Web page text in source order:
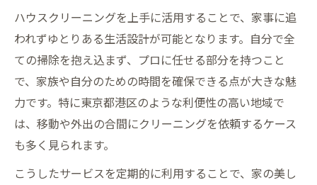
ハウスクリーニングを上手に活用することで、家事に追
われずゆとりある生活設計が可能となります。自分で全
ての掃除を抱え込まず、プロに任せる部分を持つこと
で、家族や自分のための時間を確保できる点が大きな魅
力です。特に東京都港区のような利便性の高い地域で
は、移動や外出の合間にクリーニングを依頼するケース
も多く見られます。
こうしたサービスを定期的に利用することで、家の美し